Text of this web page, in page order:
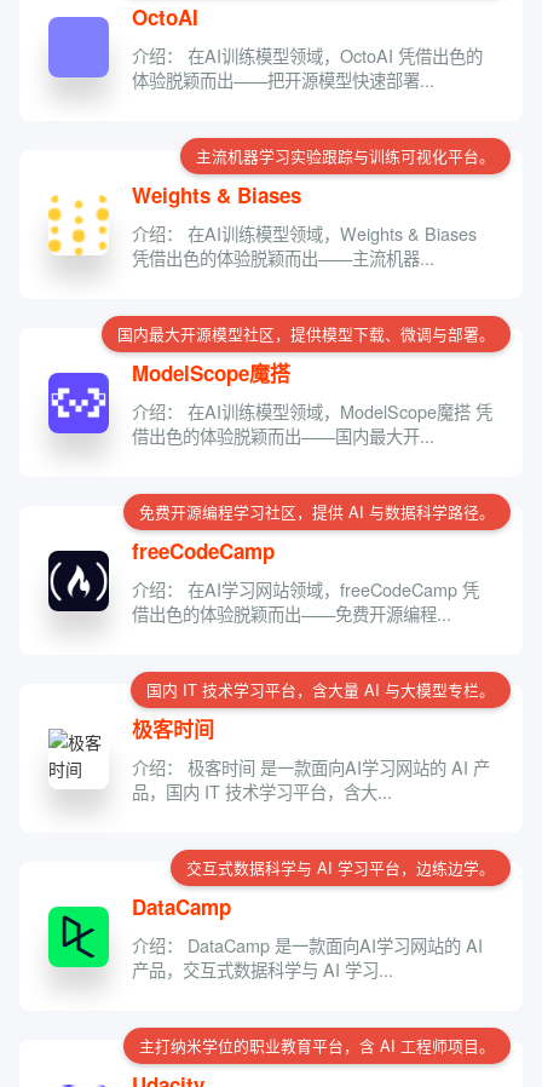
OctoAI
介绍： 在AI训练模型领域，OctoAI 凭借出色的
体验脱颖而出——把开源模型快速部署...
主流机器学习实验跟踪与训练可视化平台。
Weights & Biases
介绍： 在AI训练模型领域，Weights & Biases
凭借出色的体验脱颖而出——主流机器...
国内最大开源模型社区，提供模型下载、微调与部署。
ModelScope魔搭
介绍： 在AI训练模型领域，ModelScope魔搭 凭
借出色的体验脱颖而出——国内最大开...
免费开源编程学习社区，提供 AI 与数据科学路径。
freeCodeCamp
介绍： 在AI学习网站领域，freeCodeCamp 凭
借出色的体验脱颖而出——免费开源编程...
国内 IT 技术学习平台，含大量 AI 与大模型专栏。
极客时间
介绍： 极客时间 是一款面向AI学习网站的 AI 产
品，国内 IT 技术学习平台，含大...
交互式数据科学与 AI 学习平台，边练边学。
DataCamp
介绍： DataCamp 是一款面向AI学习网站的 AI
产品，交互式数据科学与 AI 学习...
主打纳米学位的职业教育平台，含 AI 工程师项目。